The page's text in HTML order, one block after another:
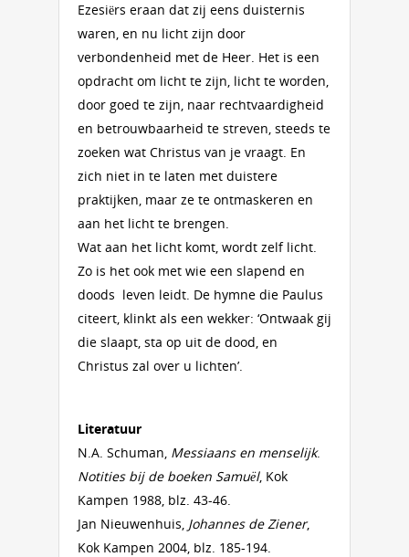
Ezesiërs eraan dat zij eens duisternis
waren, en nu licht zijn door
verbondenheid met de Heer. Het is een
opdracht om licht te zijn, licht te worden,
door goed te zijn, naar rechtvaardigheid
en betrouwbaarheid te streven, steeds te
zoeken wat Christus van je vraagt. En
zich niet in te laten met duistere
praktijken, maar ze te ontmaskeren en
aan het licht te brengen.
Wat aan het licht komt, wordt zelf licht.
Zo is het ook met wie een slapend en
doods leven leidt. De hymne die Paulus
citeert, klinkt als een wekker: ‘Ontwaak gij
die slaapt, sta op uit de dood, en
Christus zal over u lichten’.
Literatuur
N.A. Schuman, Messiaans en menselijk.
Notities bij de boeken Samuël, Kok
Kampen 1988, blz. 43-46.
Jan Nieuwenhuis, Johannes de Ziener,
Kok Kampen 2004, blz. 185-194.